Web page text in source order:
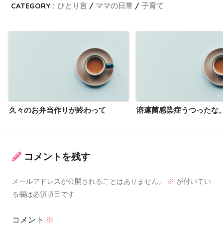
CATEGORY : ひとり言 ママの日常 子育て
久々のお弁当作りが終わって 溶連菌感染症うつったな
コメントを残す
メールアドレスが公開されることはありません。 ※ が付いてい
る欄は必須項目です
コメント ※